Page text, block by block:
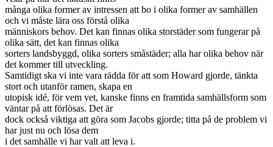
många olika former av intressen att bo i olika former av samhällen
och vi måste lära oss förstå olika
människors behov. Det kan finnas olika storstäder som fungerar på
olika sätt, det kan finnas olika
sorters landsbyggd, olika sorters småstäder; alla har olika behov när
det kommer till utveckling.
Samtidigt ska vi inte vara rädda för att som Howard gjorde, tänkta
stort och utanför ramen, skapa en
utopisk idé, för vem vet, kanske finns en framtida samhällsform som
väntar på att förlösas. Det är
dock också viktiga att göra som Jacobs gjorde; titta på de problem vi
har just nu och lösa dem
i det samhälle vi har valt att leva i.